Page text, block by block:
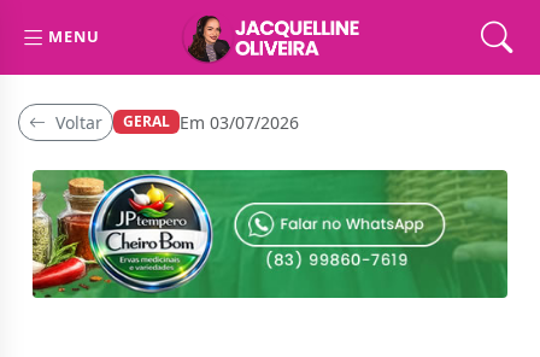
MENU
Voltar GERAL Em 03/07/2026